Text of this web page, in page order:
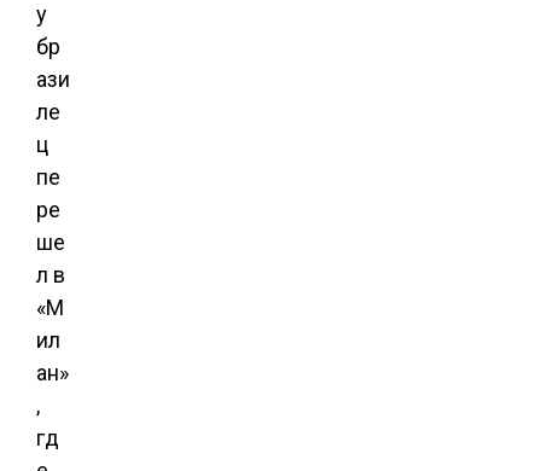
у
бр
ази
ле
ц
пе
ре
ше
л в
«М
ил
ан»
,
гд